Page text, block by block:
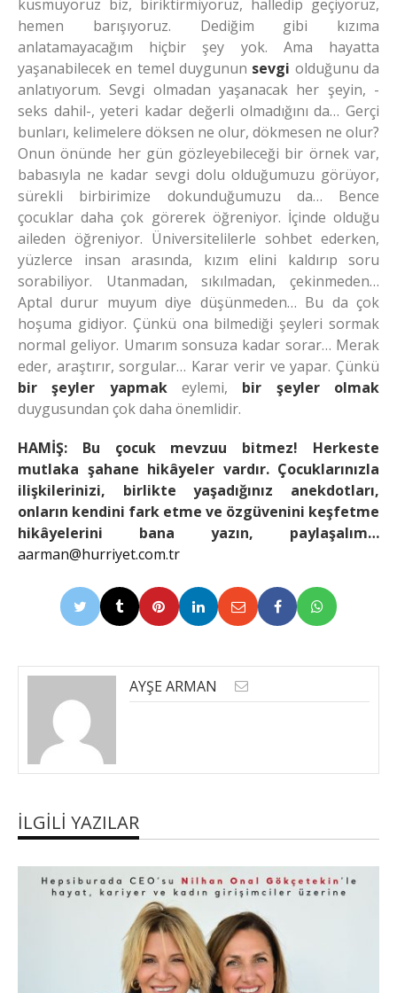
küsmüyoruz biz, biriktirmiyoruz, halledip geçiyoruz,
hemen barışıyoruz. Dediğim gibi kızıma
anlatamayacağım hiçbir şey yok. Ama hayatta
yaşanabilecek en temel duygunun sevgi olduğunu da
anlatıyorum. Sevgi olmadan yaşanacak her şeyin, -
seks dahil-, yeteri kadar değerli olmadığını da… Gerçi
bunları, kelimelere döksen ne olur, dökmesen ne olur?
Onun önünde her gün gözleyebileceği bir örnek var,
babasıyla ne kadar sevgi dolu olduğumuzu görüyor,
sürekli birbirimize dokunduğumuzu da… Bence
çocuklar daha çok görerek öğreniyor. İçinde olduğu
aileden öğreniyor. Üniversitelilerle sohbet ederken,
yüzlerce insan arasında, kızım elini kaldırıp soru
sorabiliyor. Utanmadan, sıkılmadan, çekinmeden…
Aptal durur muyum diye düşünmeden… Bu da çok
hoşuma gidiyor. Çünkü ona bilmediği şeyleri sormak
normal geliyor. Umarım sonsuza kadar sorar… Merak
eder, araştırır, sorgular… Karar verir ve yapar. Çünkü
bir şeyler yapmak eylemi, bir şeyler olmak
duygusundan çok daha önemlidir.
HAMİŞ: Bu çocuk mevzuu bitmez! Herkeste
mutlaka şahane hikâyeler vardır. Çocuklarınızla
ilişkilerinizi, birlikte yaşadığınız anekdotları,
onların kendini fark etme ve özgüvenini keşfetme
hikâyelerini bana yazın, paylaşalım…
aarman@hurriyet.com.tr
AYŞE ARMAN
İLGILI YAZILAR